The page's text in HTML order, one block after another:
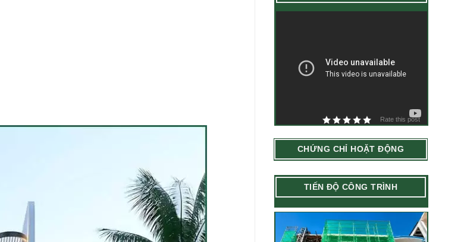
Rate this post
CHỨNG CHỈ HOẶT ĐỘNG
TIẾN ĐỘ CÔNG TRÌNH